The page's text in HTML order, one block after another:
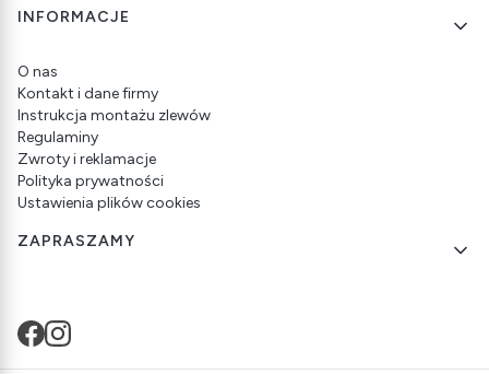
INFORMACJE
O nas
Kontakt i dane firmy
Instrukcja montażu zlewów
Regulaminy
Zwroty i reklamacje
Polityka prywatności
Ustawienia plików cookies
ZAPRASZAMY